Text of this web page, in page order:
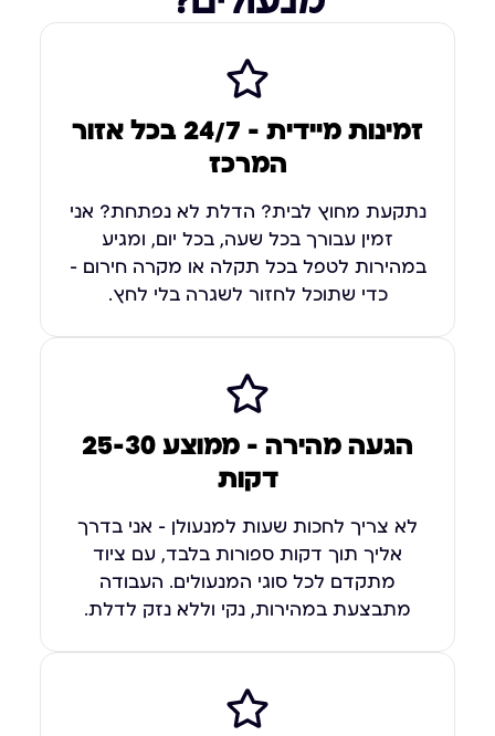
זמינות מיידית – 24/7 בכל אזור
המרכז
נתקעת מחוץ לבית? הדלת לא נפתחת? אני
זמין עבורך בכל שעה, בכל יום, ומגיע
במהירות לטפל בכל תקלה או מקרה חירום –
כדי שתוכל לחזור לשגרה בלי לחץ.
הגעה מהירה — ממוצע 25-30
דקות
לא צריך לחכות שעות למנעולן – אני בדרך
אליך תוך דקות ספורות בלבד, עם ציוד
מתקדם לכל סוגי המנעולים. העבודה
מתבצעת במהירות, נקי וללא נזק לדלת.